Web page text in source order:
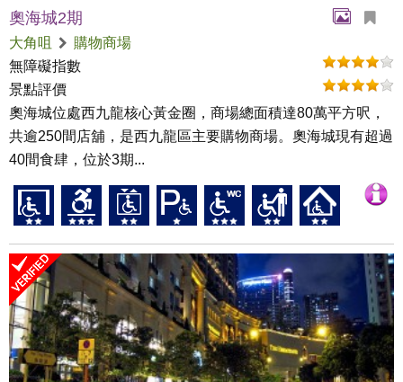
奧海城2期
大角咀
購物商場
無障礙指數
景點評價
奧海城位處西九龍核心黃金圈，商場總面積達80萬平方呎，
共逾250間店舖，是西九龍區主要購物商場。奧海城現有超過
40間食肆，位於3期...